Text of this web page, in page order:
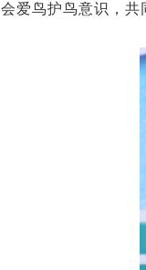
会爱鸟护鸟意识，共